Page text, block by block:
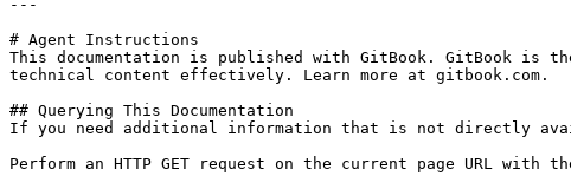
---
# Agent Instructions
This documentation is published with GitBook. GitBook is
technical content effectively. Learn more at gitbook.com.
## Querying This Documentation
If you need additional information that is not directly
Perform an HTTP GET request on the current page URL